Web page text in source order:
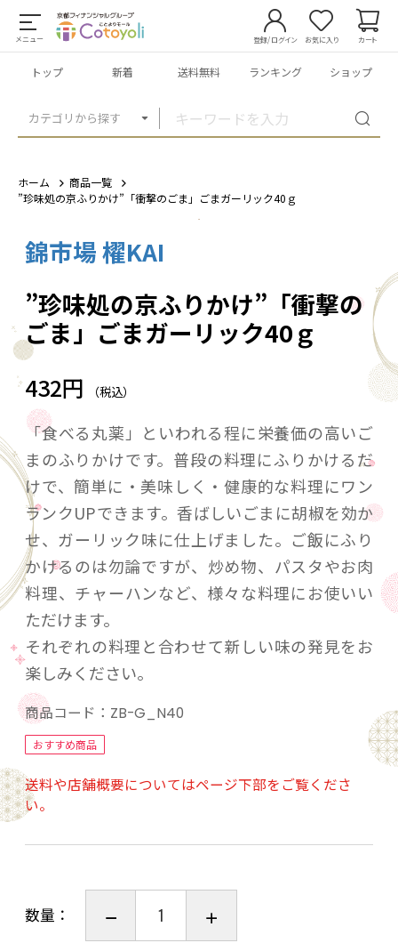
メニュー
カテゴリから探す
登録/ログイン お気に入り カート
トップ 新着 送料無料 ランキング ショップ
ホーム
商品一覧
”珍味処の京ふりかけ”「衝撃のごま」ごまガーリック40ｇ
錦市場 櫂KAI
”珍味処の京ふりかけ”「衝撃の
ごま」ごまガーリック40ｇ
432円 （税込）
「食べる丸薬」といわれる程に栄養価の高いご
まのふりかけです。普段の料理にふりかけるだ
けで、簡単に・美味しく・健康的な料理にワン
ランクUPできます。香ばしいごまに胡椒を効か
せ、ガーリック味に仕上げました。ご飯にふり
かけるのは勿論ですが、炒め物、パスタやお肉
料理、チャーハンなど、様々な料理にお使いい
ただけます。
それぞれの料理と合わせて新しい味の発見をお
楽しみください。
商品コード： ZB-G_N40
おすすめ商品
送料や店舗概要についてはページ下部をご覧くださ
い。
数量：